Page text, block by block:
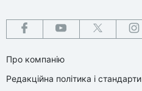
Про компанію
Редакційна політика і стандарти